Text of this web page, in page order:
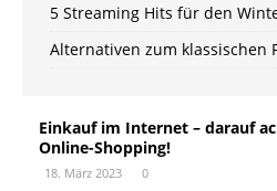
5 Streaming Hits für den
Alternativen zum klassischen
Einkauf im Internet – darauf
Online-Shopping!
18. März 2023 0